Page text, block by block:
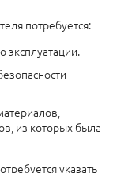
потребуется:
эксплуатации.
из которых была
указать